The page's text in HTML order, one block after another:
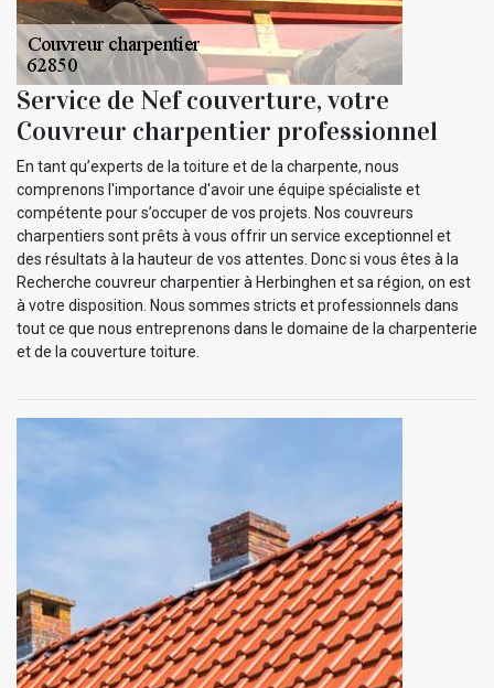
Service de Nef couverture, votre
Couvreur charpentier professionnel
En tant qu’experts de la toiture et de la charpente, nous
comprenons l'importance d'avoir une équipe spécialiste et
compétente pour s’occuper de vos projets. Nos couvreurs
charpentiers sont prêts à vous offrir un service exceptionnel et
des résultats à la hauteur de vos attentes. Donc si vous êtes à la
Recherche couvreur charpentier à Herbinghen et sa région, on est
à votre disposition. Nous sommes stricts et professionnels dans
tout ce que nous entreprenons dans le domaine de la charpenterie
et de la couverture toiture.